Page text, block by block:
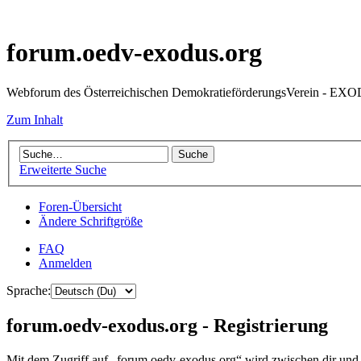
forum.oedv-exodus.org
Webforum des Österreichischen DemokratieförderungsVerein -
Zum Inhalt
Erweiterte Suche
Foren-Übersicht
Ändere Schriftgröße
FAQ
Anmelden
Sprache:
forum.oedv-exodus.org - Registrierung